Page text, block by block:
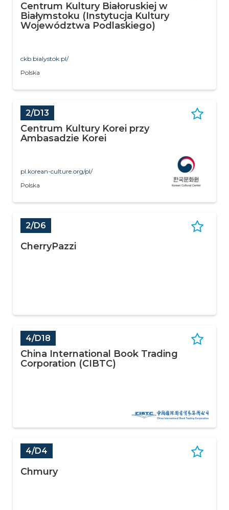
Centrum Kultury Białoruskiej w
Białymstoku (Instytucja Kultury
Województwa Podlaskiego)
ckb.bialystok.pl/
Polska
2/D13
Centrum Kultury Korei przy
Ambasadzie Korei
pl.korean-culture.org/pl/
Polska
2/D6
CherryPazzi
4/D18
China International Book Trading
Corporation (CIBTC)
4/D4
Chmury